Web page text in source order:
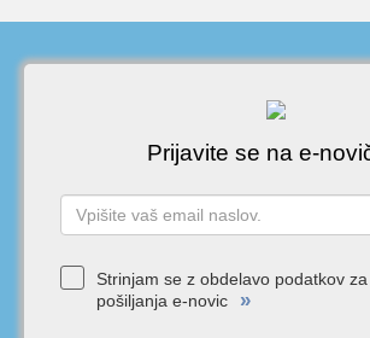
Prijavite se na e-
Strinjam se z obdelavo podatkov
pošiljanja e-novic
»